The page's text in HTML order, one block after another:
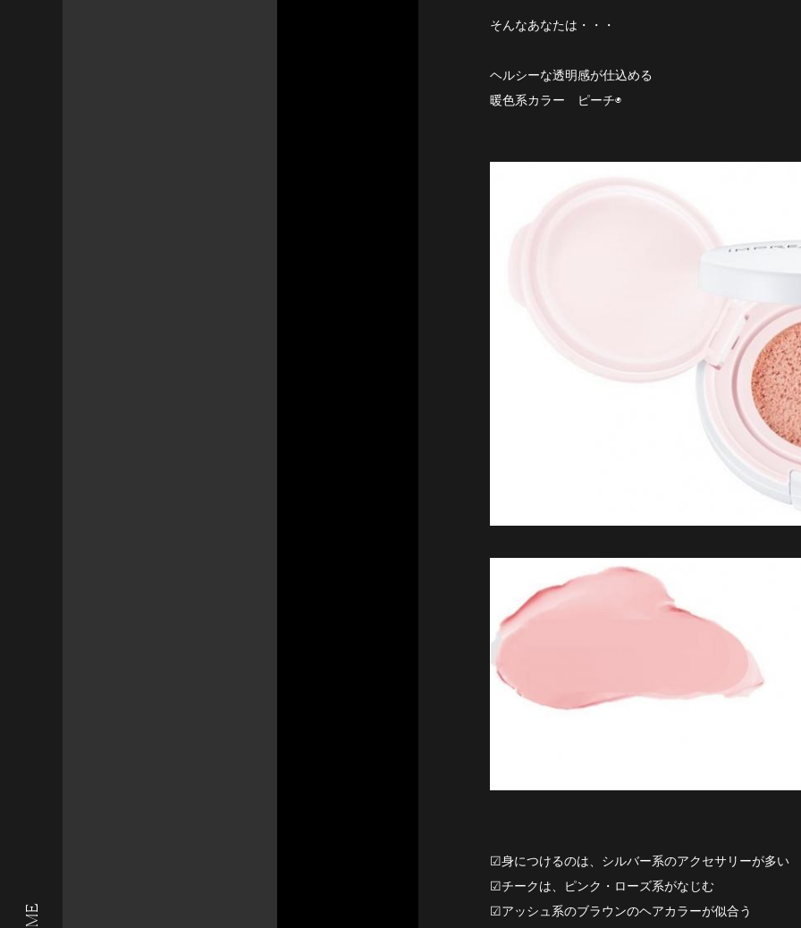
そんなあなたは・・・
ヘルシーな透明感が仕込める
暖色系カラー ピーチ◉
☑︎身につけるのは、シルバー系のアクセサリーが多い
☑︎チークは、ピンク・ローズ系がなじむ
☑︎アッシュ系のブラウンのヘアカラーが似合う